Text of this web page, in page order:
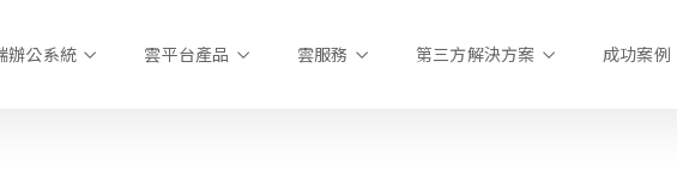
辦公系統 雲平台產品 雲服務 第三方解決方案 成功案例